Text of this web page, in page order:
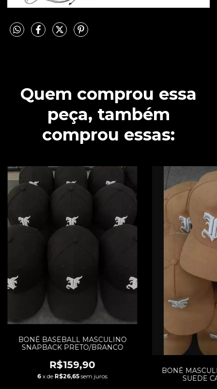
Quem comprou essa
peça, também
comprou essas:
BONÉ BASEBALL MASCULINO
SNAPBACK PRETO/BRANCO
R$159,90
6 x de R$26,65 sem juros
BONÉ
SUEDE